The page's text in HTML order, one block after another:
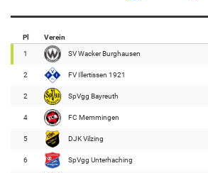
Pl Verein
1 SV Wacker Burghausen
2 FV Illertissen 1921
2 SpVgg Bayreuth
4 FC Memmingen
5 DJK Vilzing
6 SpVgg Unterhaching